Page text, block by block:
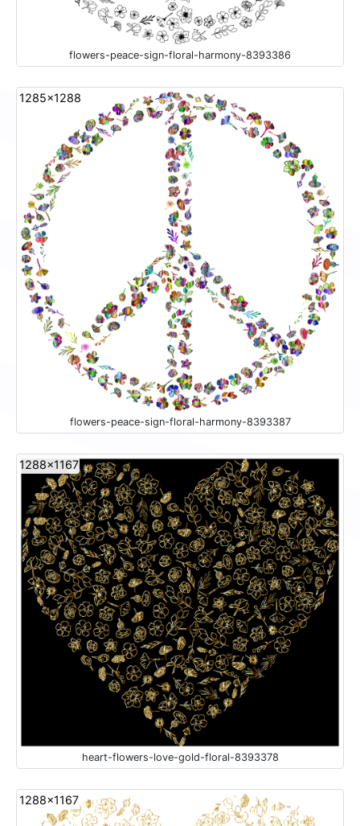
flowers-peace-sign-floral-harmony-8393386
1285x1288
flowers-peace-sign-floral-harmony-8393387
1288x1167
heart-flowers-love-gold-floral-8393378
1288x1167